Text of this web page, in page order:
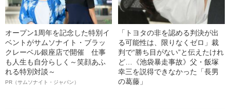
オープン1周年を記念した特別イ
ベントがサムソナイト・ブラッ
クレーベル銀座店で開催 仕事
も人生も自分らしく～笑顔あふ
れる特別対談～
PR（サムソナイト・ジャパン）
「トヨタの非を認める判決が出
る可能性は、限りなくゼロ」裁
判で“勝ち目がない”と伝えたけれ
ど…《池袋暴走事故》父・飯塚
幸三を説得できなかった「長男
の葛藤」